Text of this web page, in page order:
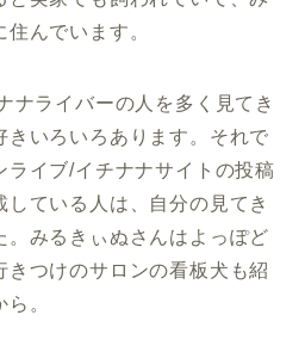
んでいます。
ナライバーの人を多く見てき
きいろいろあります。それで
ライブ/イチナナサイトの投稿
ている人は、自分の見てき
。みるきぃぬさんはよっぽど
つけのサロンの看板犬も紹
。